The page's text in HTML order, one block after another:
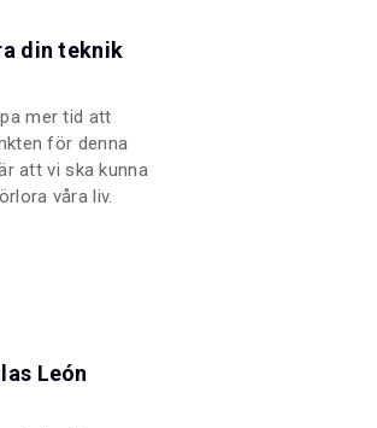
din teknik
mer tid att
för denna
att vi ska kunna
våra liv.
León